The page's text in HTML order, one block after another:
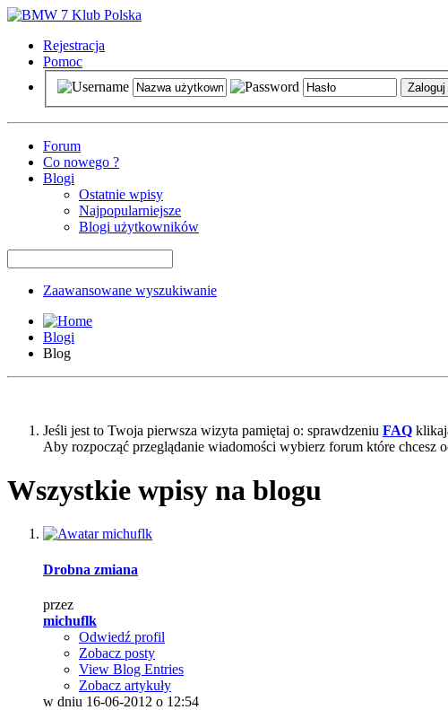
Rejestracja
Pomoc
Forum
Co nowego ?
Blogi
Ostatnie wpisy
Najpopularniejsze
Blogi użytkowników
Zaawansowane wyszukiwanie
Blogi
Blog
Jeśli jest to Twoja pierwsza wizyta pamiętaj o: sprawdzeniu FAQ
Aby rozpocząć przeglądanie wiadomości wybierz forum które chcesz
Wszystkie wpisy na blogu
Drobna zmiana
przez
michuflk
Odwiedź profil
Zobacz posty
View Blog Entries
Zobacz artykuły
w dniu 16-06-2012 o 12:54